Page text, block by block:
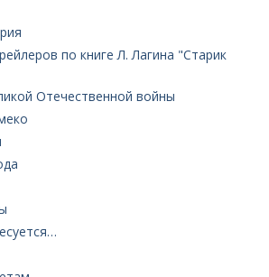
по книге Л. Лагина "Старик
Отечественной войны